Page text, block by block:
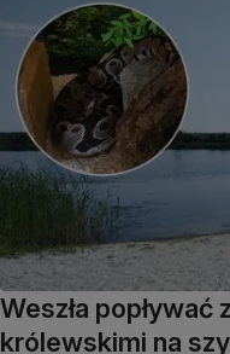
Weszła
królewskimi na